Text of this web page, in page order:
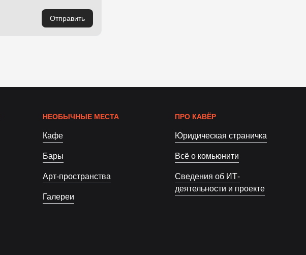
Отправить
НЕОБЫЧНЫЕ МЕСТА
Кафе
Бары
Арт-пространства
Галереи
ПРО КАВЁР
Юридическая страничка
Всё о комьюнити
Сведения об ИТ-
деятельности и проекте